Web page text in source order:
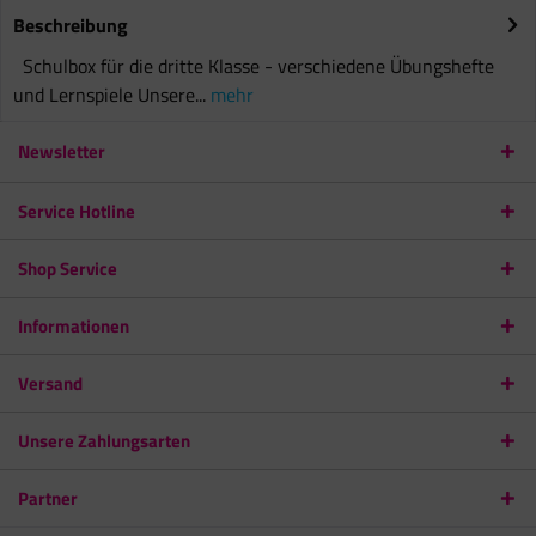
Beschreibung
Schulbox für die dritte Klasse - verschiedene Übungshefte
und Lernspiele Unsere... mehr
Newsletter
Service Hotline
Shop Service
Informationen
Versand
Unsere Zahlungsarten
Partner